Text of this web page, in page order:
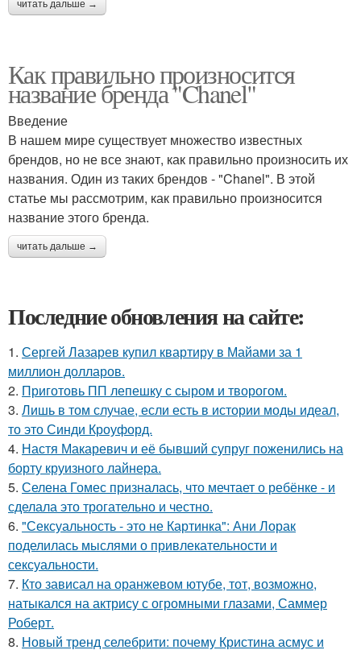
читать дальше →
Как правильно произносится
название бренда "Chanel"
Введение
В нашем мире существует множество известных
брендов, но не все знают, как правильно произносить их
названия. Один из таких брендов - "Chanel". В этой
статье мы рассмотрим, как правильно произносится
название этого бренда.
читать дальше →
Последние обновления на сайте:
1. Сергей Лазарев купил квартиру в Майами за 1
миллион долларов.
2. Приготовь ПП лепешку с сыром и творогом.
3. Лишь в том случае, если есть в истории моды идеал,
то это Синди Кроуфорд.
4. Настя Макаревич и её бывший супруг поженились на
борту круизного лайнера.
5. Селена Гомес призналась, что мечтает о ребёнке - и
сделала это трогательно и честно.
6. "Сексуальность - это не Картинка": Ани Лорак
поделилась мыслями о привлекательности и
сексуальности.
7. Кто зависал на оранжевом ютубе, тот, возможно,
натыкался на актрису с огромными глазами, Саммер
Роберт.
8. Новый тренд селебрити: почему Кристина асмус и